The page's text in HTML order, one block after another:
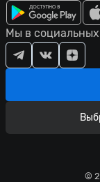
©
Мы в социальных